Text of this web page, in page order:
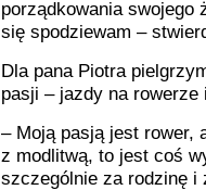
porządkowania swojego
się spodziewam –
Dla pana Piotra
pasji – jazdy na rowerze
– Moją pasją jest rower,
z modlitwą, to jest coś
szczególnie za rodzinę i